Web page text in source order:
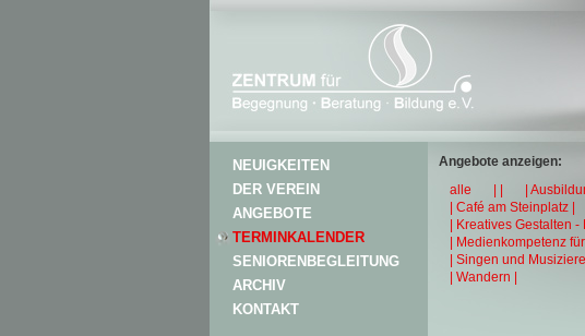
NEUIGKEITEN
DER VEREIN
ANGEBOTE
TERMINKALENDER
SENIORENBEGLEITUNG
ARCHIV
KONTAKT
Angebote anzeigen:
alle
| | |
| Café am Steinplatz |
| Kreatives Gestalten -
| Medienkompetenz
| Singen und
| Wandern |